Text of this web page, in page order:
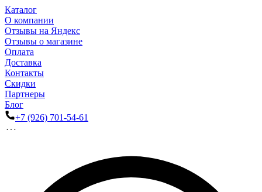
Каталог
О компании
Отзывы на Яндекс
Отзывы о магазине
Оплата
Доставка
Контакты
Скидки
Партнеры
Блог
+7 (926) 701-54-61